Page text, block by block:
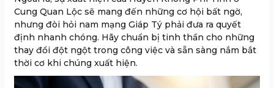
Cung Quan Lộc sẽ mang đến những cơ hội bất ngờ,
nhưng đòi hỏi nam mạng Giáp Tý phải đưa ra quyết
định nhanh chóng. Hãy chuẩn bị tinh thần cho những
thay đổi đột ngột trong công việc và sẵn sàng nắm bắt
thời cơ khi chúng xuất hiện.